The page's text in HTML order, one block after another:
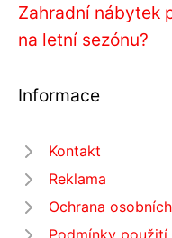
Zahradní nábytek
na letní sezónu?
Informace
Kontakt
Reklama
Ochrana
Podmínky použití